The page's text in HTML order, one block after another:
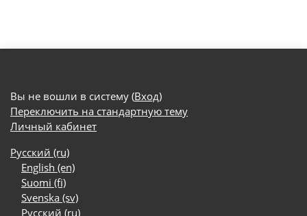
Вы не вошли в систему (Вход)
Переключить на стандартную тему
Личный кабинет
Русский ‎(ru)‎
English ‎(en)‎
Suomi ‎(fi)‎
Svenska ‎(sv)‎
Русский ‎(ru)‎